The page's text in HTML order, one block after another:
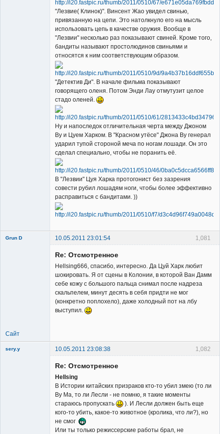
"Лезвие( Клинок)". Винсент Жао увидел свинью,
привязанную на цепи. Это натолкнуло его на мысль
использовать цепь в качестве оружия. Вообще в
"Лезвии" несколько раз показывают свиней. Кроме того,
бандиты называют простолюдинов свиньями и
относятся к ним соответствующим образом.
"Детектив Ди". В начале фильма показывают
говорящего оленя. Потом Энди Лау отмутузит целое
стадо оленей.
Ну и напоследок отличительная черта между Джоном
Ву и Цуем Харком. В "Красном утёсе" Джона Ву генерал
ударил тупой стороной меча по ногам лошади. Он это
сделал специально, чтобы не поранить её.
В "Лезвии" Цуя Харка протогонист без зазрения
совести рубил лошадям ноги, чтобы более эффективно
расправиться с бандитами. ))
1,081
Grun D 10.05.2011 23:01:54
Re: Отсмотренное
Hellsing666, спасибо, интересно. Да Цуй Харк любит
шокировать. Я от сцены в Колонии, в которой Ван Дамм
себе кожу с большого пальца снимал после надреза
скальпелем, минут десять в себя придти не мог
(конкретно поплохело), даже холодный пот на лбу
выступил.
Сайт
1,082
sery.y 10.05.2011 23:08:38
Re: Отсмотренное
Hellsing
В Истории китайских призраков кто-то убил змею (то ли
Ву Ма, то ли Лесли - не помню, я такие моменты
стараюсь пропускать
). И Лесли должен быть еще
кого-то убить, какое-то животное (кролика, что ли?), но
не смог
Или ты только режиссерские работы брал, не